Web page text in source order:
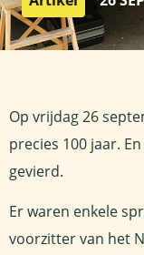
Op vrijdag 26
precies 100 jaar.
gevierd.
Er waren enkele
voorzitter van het